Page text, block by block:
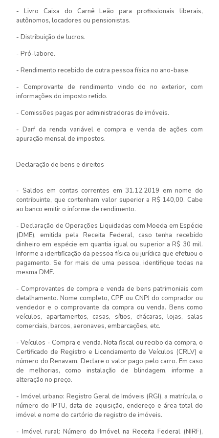
- Livro Caixa do Carnê Leão para profissionais liberais,
autônomos, locadores ou pensionistas.
- Distribuição de lucros.
- Pró-labore.
- Rendimento recebido de outra pessoa física no ano-base.
- Comprovante de rendimento vindo do no exterior, com
informações do imposto retido.
- Comissões pagas por administradoras de imóveis.
- Darf da renda variável e compra e venda de ações com
apuração mensal de impostos.
Declaração de bens e direitos
- Saldos em contas correntes em 31.12.2019 em nome do
contribuinte, que contenham valor superior a R$ 140,00. Cabe
ao banco emitir o informe de rendimento.
- Declaração de Operações Liquidadas com Moeda em Espécie
(DME), emitida pela Receita Federal, caso tenha recebido
dinheiro em espécie em quantia igual ou superior a R$ 30 mil.
Informe a identificação da pessoa física ou jurídica que efetuou o
pagamento. Se for mais de uma pessoa, identifique todas na
mesma DME.
- Comprovantes de compra e venda de bens patrimoniais com
detalhamento. Nome completo, CPF ou CNPJ do comprador ou
vendedor e o comprovante da compra ou venda. Bens como
veículos, apartamentos, casas, sítios, chácaras, lojas, salas
comerciais, barcos, aeronaves, embarcações, etc.
- Veículos - Compra e venda. Nota fiscal ou recibo da compra, o
Certificado de Registro e Licenciamento de Veículos (CRLV) e
número do Renavam. Declare o valor pago pelo carro. Em caso
de melhorias, como instalação de blindagem, informe a
alteração no preço.
- Imóvel urbano: Registro Geral de Imóveis (RGI), a matrícula, o
número do IPTU, data de aquisição, endereço e área total do
imóvel e nome do cartório de registro de imóveis.
- Imóvel rural: Número do Imóvel na Receita Federal (NIRF),